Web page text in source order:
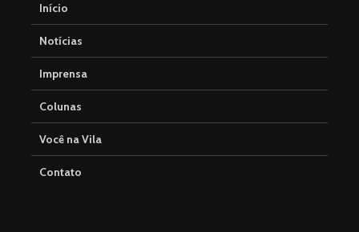
Início
Notícias
Imprensa
Colunas
Você na Vila
Contato